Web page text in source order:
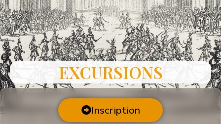
EXCURSIONS
Inscription